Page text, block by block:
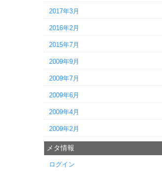
2017年3月
2016年2月
2015年7月
2009年9月
2009年7月
2009年6月
2009年4月
2009年2月
メタ情報
ログイン